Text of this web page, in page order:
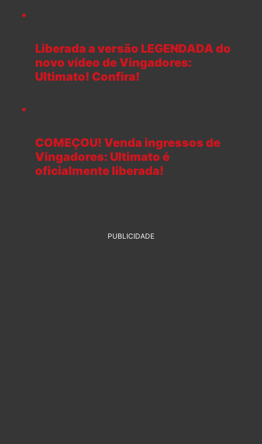
Liberada a versão LEGENDADA do
novo vídeo de Vingadores:
Ultimato! Confira!
COMEÇOU! Venda ingressos de
Vingadores: Ultimato é
oficialmente liberada!
PUBLICIDADE